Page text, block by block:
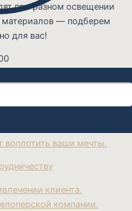
при разном освещении
материалов — подберем
для вас!
ваши мечты.
клиента.
компании.